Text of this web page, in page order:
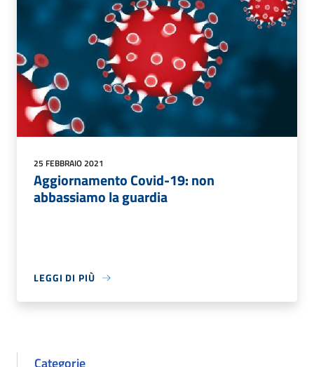
25 FEBBRAIO 2021
Aggiornamento Covid-19: non
abbassiamo la guardia
LEGGI DI PIÙ